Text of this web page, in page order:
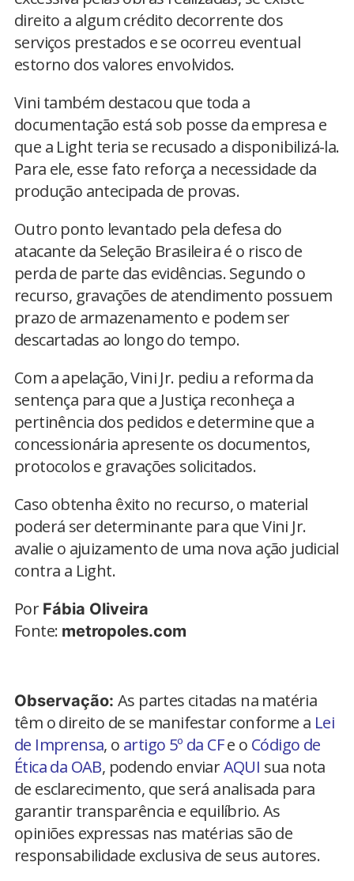
direito a algum crédito decorrente dos
serviços prestados e se ocorreu eventual
estorno dos valores envolvidos.
Vini também destacou que toda a
documentação está sob posse da empresa e
que a Light teria se recusado a disponibilizá-la.
Para ele, esse fato reforça a necessidade da
produção antecipada de provas.
Outro ponto levantado pela defesa do
atacante da Seleção Brasileira é o risco de
perda de parte das evidências. Segundo o
recurso, gravações de atendimento possuem
prazo de armazenamento e podem ser
descartadas ao longo do tempo.
Com a apelação, Vini Jr. pediu a reforma da
sentença para que a Justiça reconheça a
pertinência dos pedidos e determine que a
concessionária apresente os documentos,
protocolos e gravações solicitados.
Caso obtenha êxito no recurso, o material
poderá ser determinante para que Vini Jr.
avalie o ajuizamento de uma nova ação judicial
contra a Light.
PorFábia Oliveira
Fonte: metropoles.com
Observação: As partes citadas na matéria
têm o direito de se manifestar conforme a Lei
de Imprensa, o artigo 5º da CFe o Código de
Ética da OAB, podendo enviarAQUI sua nota
de esclarecimento, que será analisada para
garantir transparência e equilíbrio. As
opiniões expressas nas matérias são de
responsabilidade exclusiva de seus autores.